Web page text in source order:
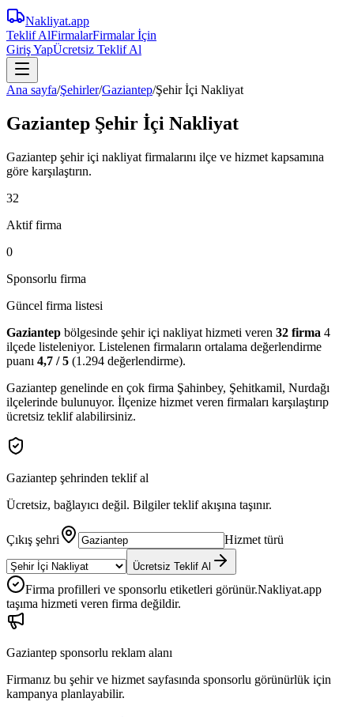
Nakliyat.app
Teklif AlFirmalarFirmalar İçin
Giriş YapÜcretsiz Teklif Al
Ana sayfa/Şehirler/Gaziantep/Şehir İçi Nakliyat
Gaziantep Şehir İçi Nakliyat
Gaziantep şehir içi nakliyat firmalarını ilçe ve hizmet kapsamına
göre karşılaştırın.
32
Aktif firma
0
Sponsorlu firma
Güncel firma listesi
Gaziantep bölgesinde şehir içi nakliyat hizmeti veren 32 firma 4
ilçede listeleniyor. Listelenen firmaların ortalama değerlendirme
puanı 4,7 / 5 (1.294 değerlendirme).
Gaziantep genelinde en çok firma Şahinbey, Şehitkamil, Nurdağı
ilçelerinde bulunuyor. İlçenize hizmet veren firmaları karşılaştırıp
ücretsiz teklif alabilirsiniz.
Gaziantep şehrinden teklif al
Ücretsiz, bağlayıcı değil. Bilgiler teklif akışına taşınır.
Çıkış şehri Hizmet türü
Ücretsiz Teklif Al
Firma profilleri ve sponsorlu etiketleri görünür.Nakliyat.app
taşıma hizmeti veren firma değildir.
Gaziantep sponsorlu reklam alanı
Firmanız bu şehir ve hizmet sayfasında sponsorlu görünürlük için
kampanya planlayabilir.